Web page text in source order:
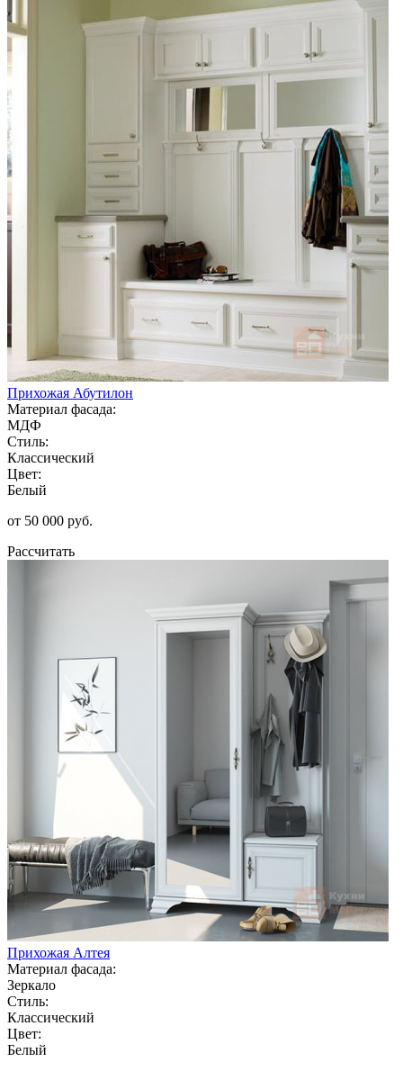
Прихожая Абутилон
Материал фасада:
МДФ
Стиль:
Классический
Цвет:
Белый
от 50 000 руб.
Рассчитать
Прихожая Алтея
Материал фасада:
Зеркало
Стиль:
Классический
Цвет:
Белый